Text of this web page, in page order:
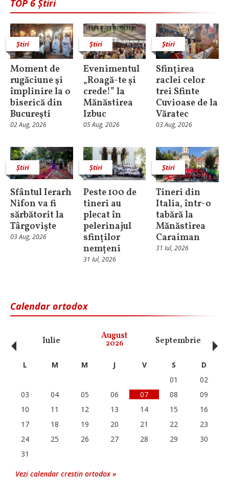
TOP 6 Știri
Știri
Moment de
rugăciune şi
împlinire la o
biserică din
Bucureşti
02 Aug, 2026
Știri
Evenimentul
„Roagă-te și
crede!” la
Mănăstirea
Izbuc
05 Aug, 2026
Știri
Sfințirea
raclei celor
trei Sfinte
Cuvioase de la
Văratec
03 Aug, 2026
Știri
Sfântul Ierarh
Nifon va fi
sărbătorit la
Târgoviște
03 Aug, 2026
Știri
Peste 100 de
tineri au
plecat în
pelerinajul
sfinților
nemțeni
31 Iul, 2026
Știri
Tineri din
Italia, într-o
tabără la
Mănăstirea
Caraiman
31 Iul, 2026
Calendar ortodox
Iulie August
2026 Septembrie
‹ L M M J V S
D
01
02
03
04 05 06 07 08
09
10
11 12 13 14 15
16
17
18 19 20 21 22
23
24
25 26 27 28 29
30
31
Vezi calendar crestin ortodox »